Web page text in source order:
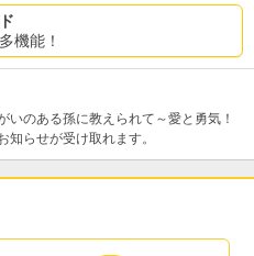
機能！
いのある孫に教えられて～愛と勇気！
らせが受け取れます。